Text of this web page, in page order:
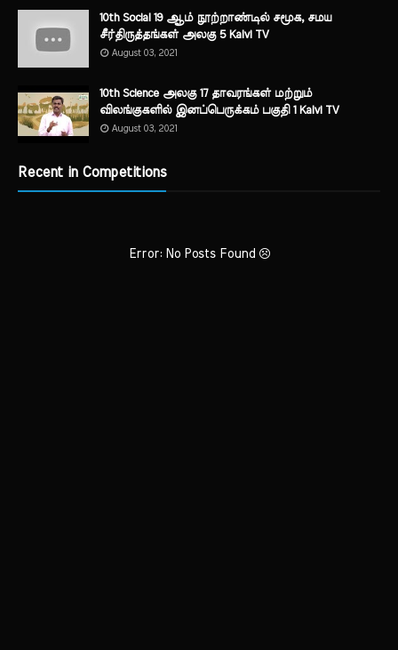
10th Social 19 ஆம் நூற்றாண்டில் சமூக, சமய
சீர்திருத்தங்கள் அலகு 5 Kalvi TV
August 03, 2021
10th Science அலகு 17 தாவரங்கள் மற்றும்
விலங்குகளில் இனப்பெருக்கம் பகுதி 1 Kalvi TV
August 03, 2021
Recent in Competitions
Error: No Posts Found